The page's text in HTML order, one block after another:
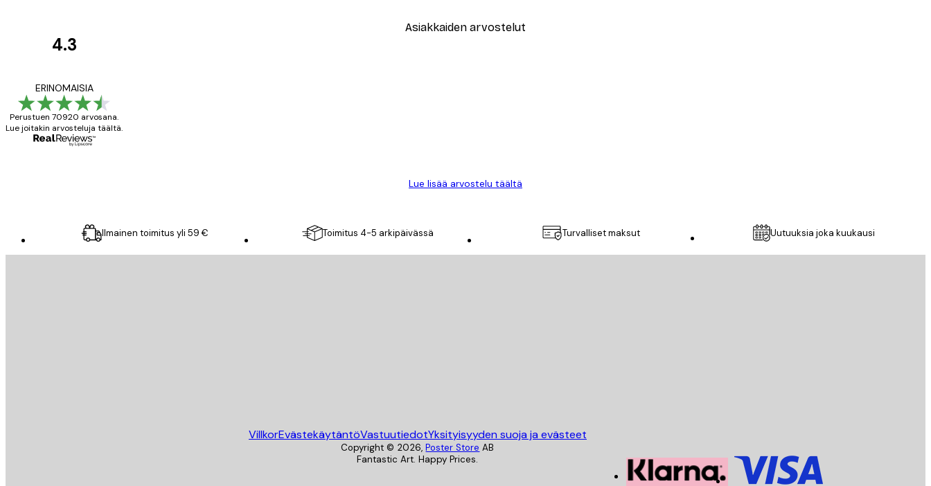
Asiakkaiden arvostelut
4.3
ERINOMAISIA
Perustuen 70920 arvosana.
Lue joitakin arvosteluja täältä.
Lue lisää arvostelu täältä
Ilmainen toimitus yli 59 € Toimitus 4-5 arkipäivässä Turvalliset maksut Uutuuksia joka kuukausi
VillkorEvästekäytäntöVastuutiedotYksityisyyden suoja ja evästeet
Copyright © 2026, Poster Store AB
Fantastic Art. Happy Prices.